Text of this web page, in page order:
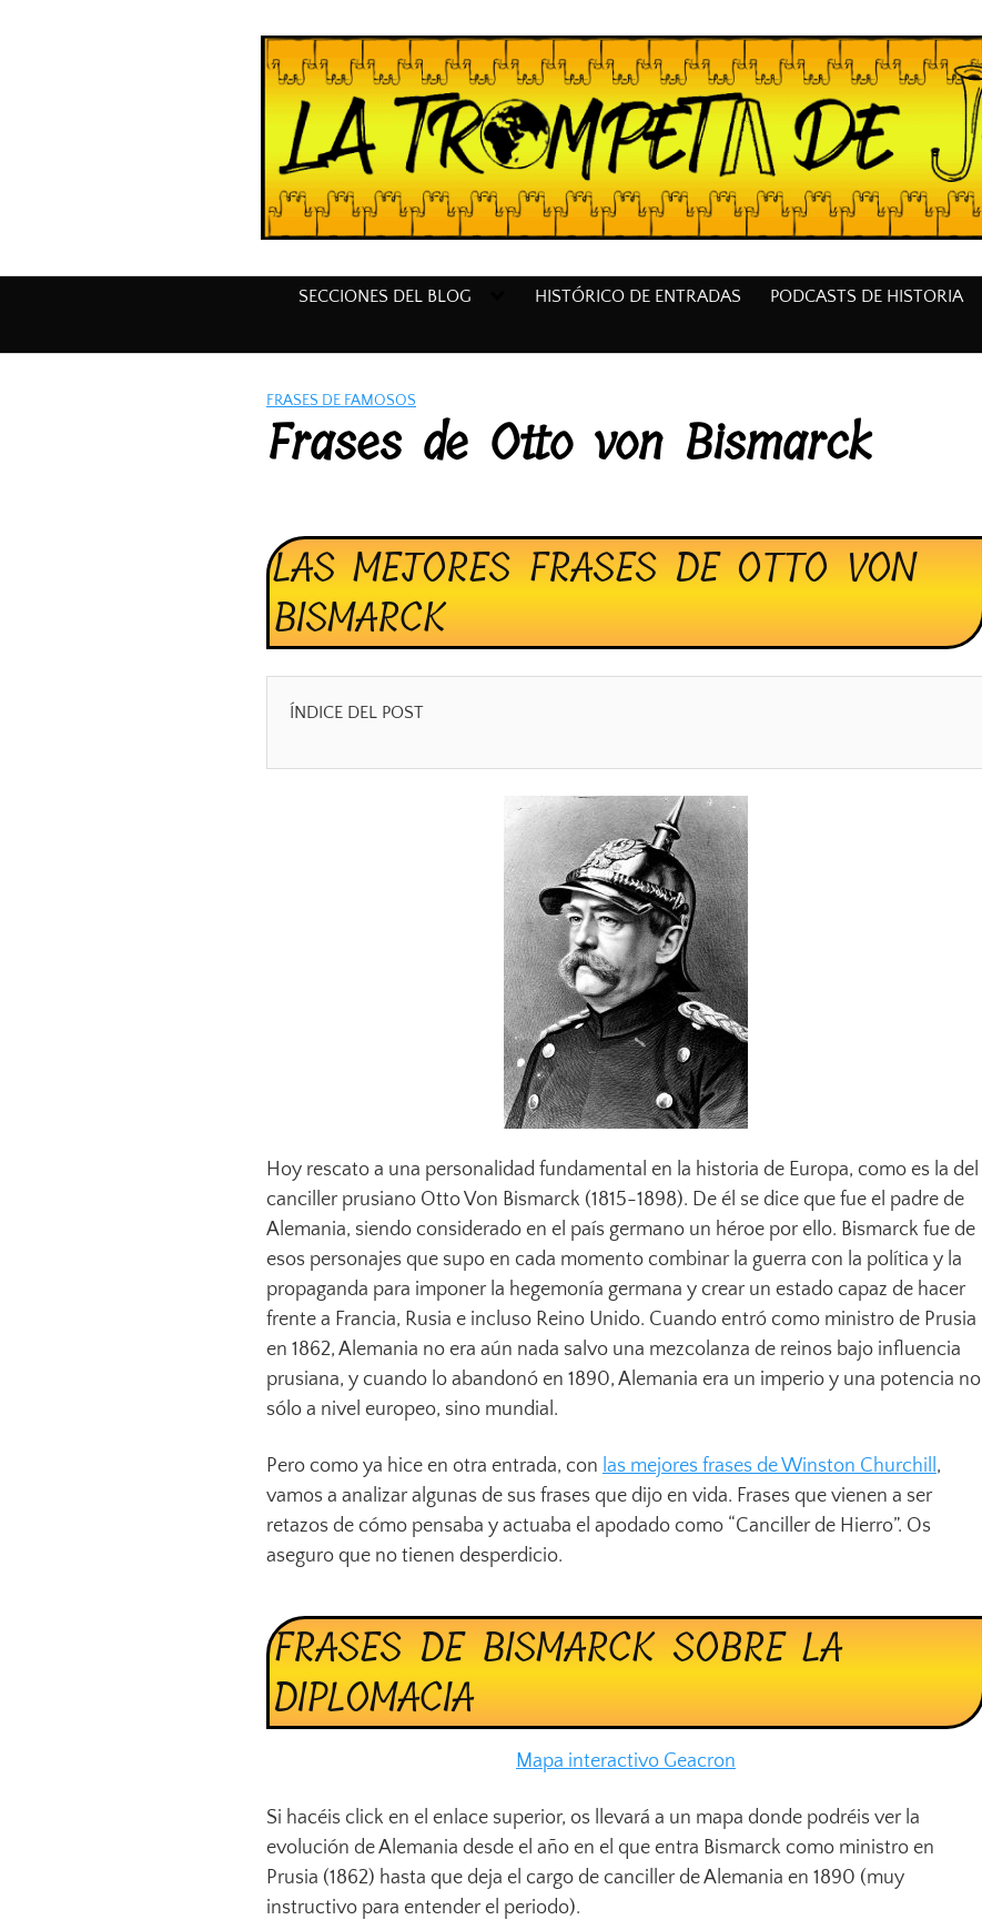
SECCIONES DEL BLOG HISTÓRICO DE ENTRADAS PODCASTS DE HISTORIA
FRASES DE FAMOSOS
Frases de Otto von Bismarck
LAS MEJORES FRASES DE OTTO VON
BISMARCK
ÍNDICE DEL POST
Hoy rescato a una personalidad fundamental en la historia de Europa, como es la del
canciller prusiano Otto Von Bismarck (1815-1898). De él se dice que fue el padre de
Alemania, siendo considerado en el país germano un héroe por ello. Bismarck fue de
esos personajes que supo en cada momento combinar la guerra con la política y la
propaganda para imponer la hegemonía germana y crear un estado capaz de hacer
frente a Francia, Rusia e incluso Reino Unido. Cuando entró como ministro de Prusia
en 1862, Alemania no era aún nada salvo una mezcolanza de reinos bajo influencia
prusiana, y cuando lo abandonó en 1890, Alemania era un imperio y una potencia no
sólo a nivel europeo, sino mundial.
Pero como ya hice en otra entrada, con las mejores frases de Winston Churchill ,
vamos a analizar algunas de sus frases que dijo en vida. Frases que vienen a ser
retazos de cómo pensaba y actuaba el apodado como “Canciller de Hierro”. Os
aseguro que no tienen desperdicio.
FRASES DE BISMARCK SOBRE LA
DIPLOMACIA
Mapa interactivo Geacron
Si hacéis click en el enlace superior, os llevará a un mapa donde podréis ver la
evolución de Alemania desde el año en el que entra Bismarck como ministro en
Prusia (1862) hasta que deja el cargo de canciller de Alemania en 1890 (muy
instructivo para entender el periodo).